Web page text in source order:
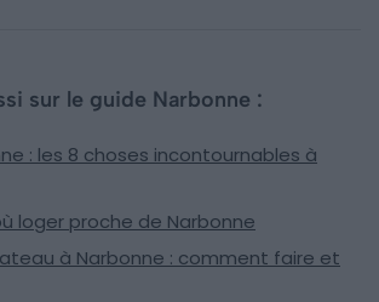
sur le guide Narbonne :
: les 8 choses incontournables à
loger proche de Narbonne
à Narbonne : comment faire et